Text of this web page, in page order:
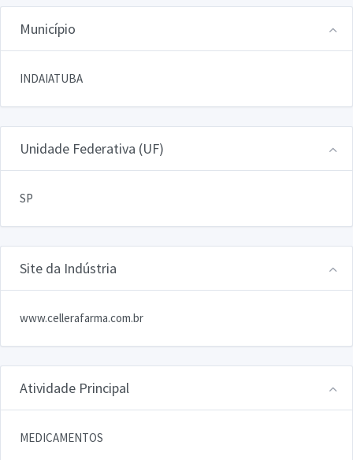
Município
INDAIATUBA
Unidade Federativa (UF)
SP
Site da Indústria
www.cellerafarma.com.br
Atividade Principal
MEDICAMENTOS